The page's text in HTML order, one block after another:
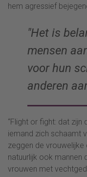
hem agressief
Het is
mensen
voor hun
anderen
“Flight or fight: dat
iemand zich schaamt
zeggen de vrouwelijke
natuurlijk ook mannen
vrouwen met